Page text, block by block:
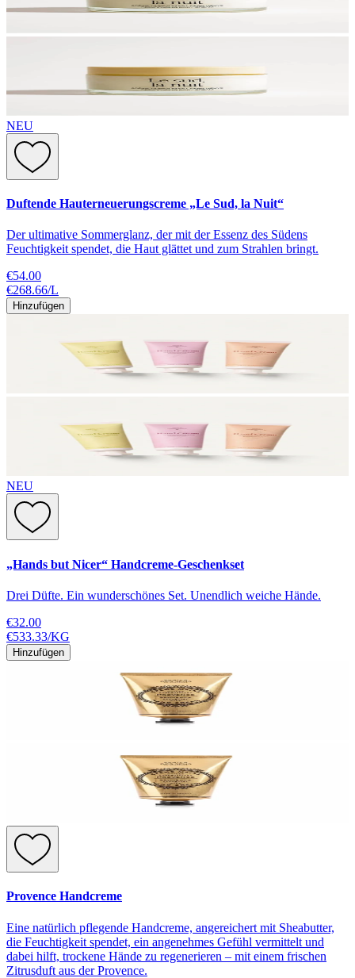
NEU
Duftende Hauterneuerungscreme „Le Sud, la Nuit“
Der ultimative Sommerglanz, der mit der Essenz des Südens
Feuchtigkeit spendet, die Haut glättet und zum Strahlen bringt.
€54.00
€268.66/L
Hinzufügen
NEU
„Hands but Nicer“ Handcreme-Geschenkset
Drei Düfte. Ein wunderschönes Set. Unendlich weiche Hände.
€32.00
€533.33/KG
Hinzufügen
Provence Handcreme
Eine natürlich pflegende Handcreme, angereichert mit Sheabutter,
die Feuchtigkeit spendet, ein angenehmes Gefühl vermittelt und
dabei hilft, trockene Hände zu regenerieren – mit einem frischen
Zitrusduft aus der Provence.